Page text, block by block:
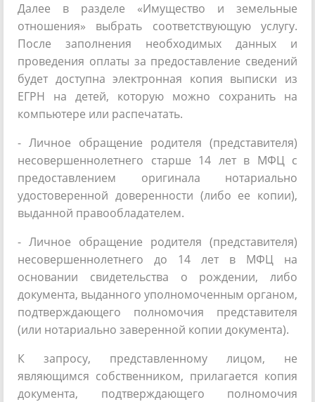
Далее в разделе «Имущество и земельные
отношения» выбрать соответствующую услугу.
После заполнения необходимых данных и
проведения оплаты за предоставление сведений
будет доступна электронная копия выписки из
ЕГРН на детей, которую можно сохранить на
компьютере или распечатать.
- Личное обращение родителя (представителя)
несовершеннолетнего старше 14 лет в МФЦ с
предоставлением оригинала нотариально
удостоверенной доверенности (либо ее копии),
выданной правообладателем.
- Личное обращение родителя (представителя)
несовершеннолетнего до 14 лет в МФЦ на
основании свидетельства о рождении, либо
документа, выданного уполномоченным органом,
подтверждающего полномочия представителя
(или нотариально заверенной копии документа).
К запросу, представленному лицом, не
являющимся собственником, прилагается копия
документа, подтверждающего полномочия